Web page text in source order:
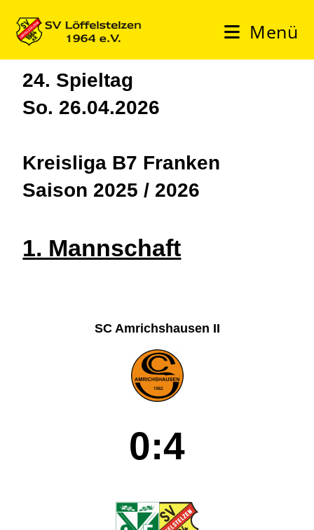
Menü
24. Spieltag
So. 26.04.2026
Kreisliga B7 Franken
Saison 2025 / 2026
1. Mannschaft
SC Amrichshausen II
0:4